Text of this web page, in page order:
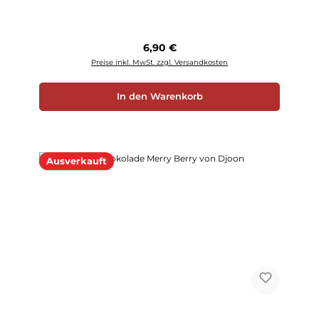
Regulärer Preis:
6,90 €
Preise inkl. MwSt. zzgl. Versandkosten
In den Warenkorb
Ausverkauft